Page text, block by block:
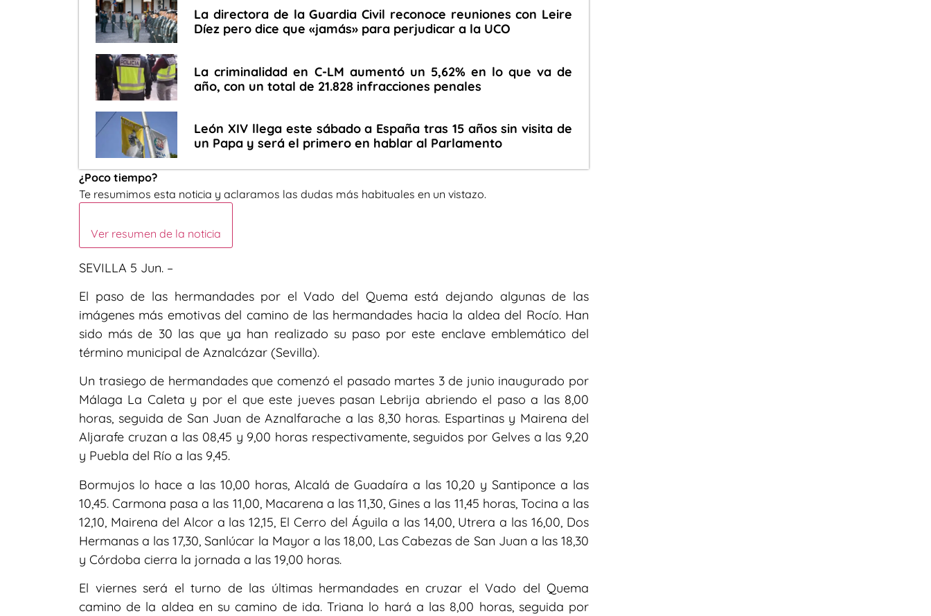
La directora de la Guardia Civil reconoce reuniones con Leire
Díez pero dice que «jamás» para perjudicar a la UCO
La criminalidad en C-LM aumentó un 5,62% en lo que va de
año, con un total de 21.828 infracciones penales
León XIV llega este sábado a España tras 15 años sin visita de
un Papa y será el primero en hablar al Parlamento
¿Poco tiempo?
Te resumimos esta noticia y aclaramos las dudas más habituales en un vistazo.
Ver resumen de la noticia
SEVILLA 5 Jun. –
El paso de las hermandades por el Vado del Quema está dejando algunas de las
imágenes más emotivas del camino de las hermandades hacia la aldea del Rocío. Han
sido más de 30 las que ya han realizado su paso por este enclave emblemático del
término municipal de Aznalcázar (Sevilla).
Un trasiego de hermandades que comenzó el pasado martes 3 de junio inaugurado por
Málaga La Caleta y por el que este jueves pasan Lebrija abriendo el paso a las 8,00
horas, seguida de San Juan de Aznalfarache a las 8,30 horas. Espartinas y Mairena del
Aljarafe cruzan a las 08,45 y 9,00 horas respectivamente, seguidos por Gelves a las 9,20
y Puebla del Río a las 9,45.
Bormujos lo hace a las 10,00 horas, Alcalá de Guadaíra a las 10,20 y Santiponce a las
10,45. Carmona pasa a las 11,00, Macarena a las 11,30, Gines a las 11,45 horas, Tocina a las
12,10, Mairena del Alcor a las 12,15, El Cerro del Águila a las 14,00, Utrera a las 16,00, Dos
Hermanas a las 17,30, Sanlúcar la Mayor a las 18,00, Las Cabezas de San Juan a las 18,30
y Córdoba cierra la jornada a las 19,00 horas.
El viernes será el turno de las últimas hermandades en cruzar el Vado del Quema
camino de la aldea en su camino de ida. Triana lo hará a las 8,00 horas, seguida por